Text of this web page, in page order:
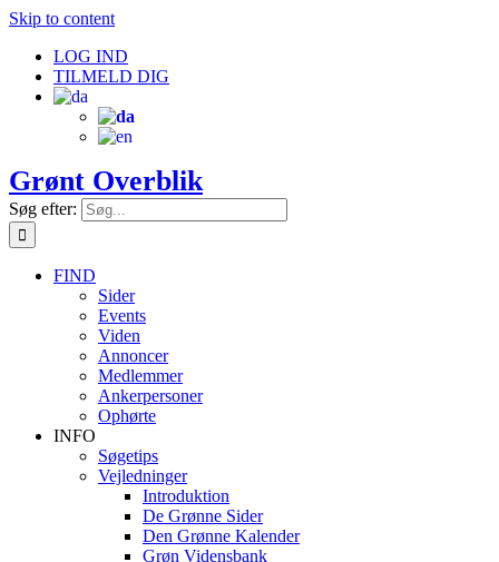
Skip to content
LOG IND
TILMELD DIG
Grønt Overblik
Søg efter:
FIND
Sider
Events
Viden
Annoncer
Medlemmer
Ankerpersoner
Ophørte
INFO
Søgetips
Vejledninger
Introduktion
De Grønne Sider
Den Grønne Kalender
Grøn Vidensbank